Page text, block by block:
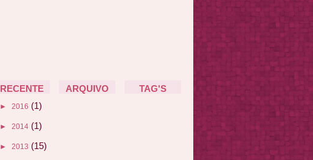
RECENTE ARQUIVO TAG'S
► 2016 (1)
► 2014 (1)
► 2013 (15)